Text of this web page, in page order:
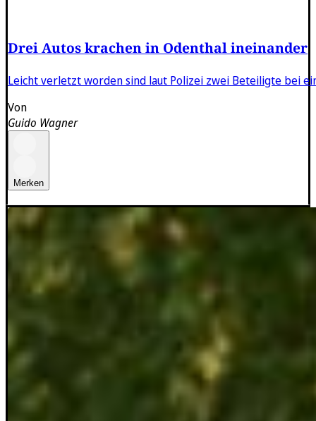
Drei Autos krachen in Odenthal ineinander
Leicht verletzt worden sind laut Polizei zwei Beteiligte bei
Von
Guido Wagner
Merken